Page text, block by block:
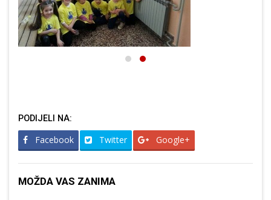
PODIJELI NA:
Facebook Twitter Google+
MOŽDA VAS ZANIMA